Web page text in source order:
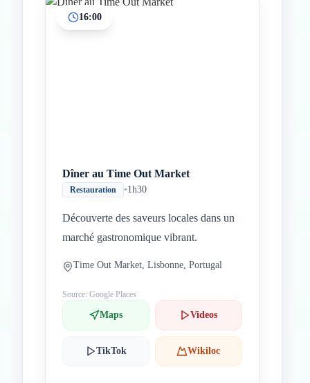
16:00
Dîner au Time Out Market
Restauration •1h30
Découverte des saveurs locales dans un
marché gastronomique vibrant.
Time Out Market, Lisbonne, Portugal
Source: Google Places
Maps Videos
TikTok Wikiloc